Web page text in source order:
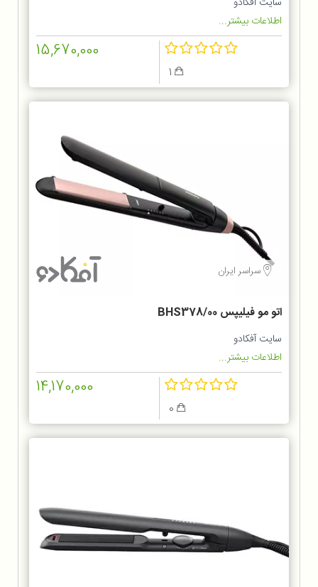
اطلاعات بیشتر...
15,670,000
سراسر ایران
اتو مو فیلیپس BHS378/00
سایت آفکادو
اطلاعات بیشتر...
14,170,000